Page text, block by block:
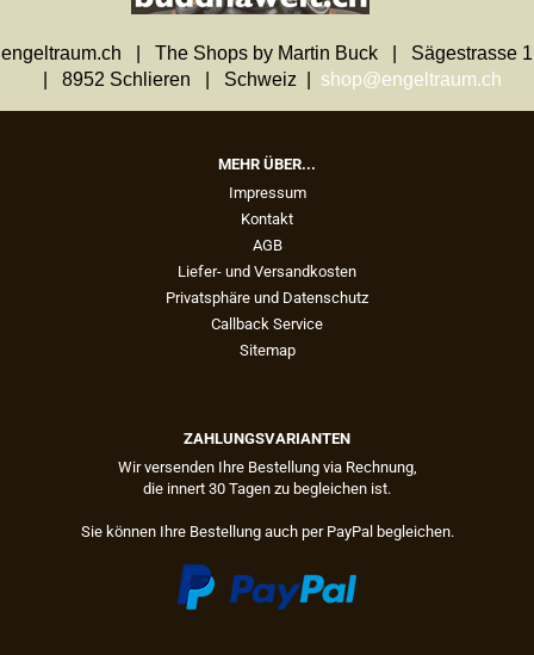
engeltraum.ch | The Shops by Martin Buck | Sägestrasse 1
| 8952 Schlieren | Schweiz | shop@engeltraum.ch
MEHR ÜBER...
Impressum
Kontakt
AGB
Liefer- und Versandkosten
Privatsphäre und Datenschutz
Callback Service
Sitemap
ZAHLUNGSVARIANTEN
Wir versenden Ihre Bestellung via Rechnung,
die innert 30 Tagen zu begleichen ist.
Sie können Ihre Bestellung auch per PayPal begleichen.